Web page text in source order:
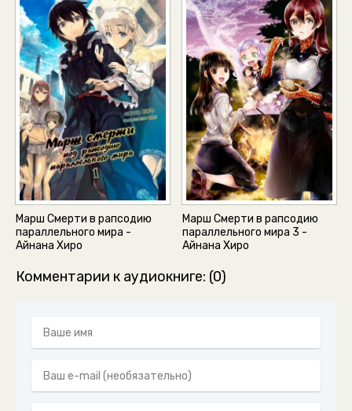
Марш Смерти в рапсодию
параллельного мира -
Айнана Хиро
Марш Смерти в рапсодию
параллельного мира 3 -
Айнана Хиро
Комментарии к аудиокниге: (0)